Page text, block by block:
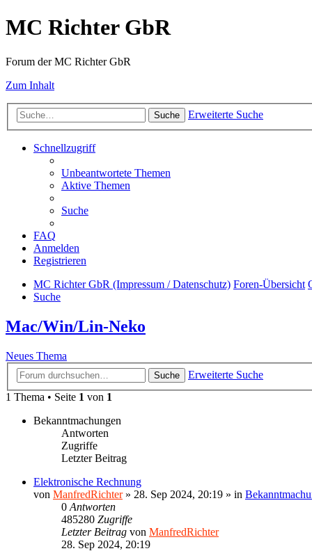
MC Richter GbR
Forum der MC Richter GbR
Zum Inhalt
Suche Erweiterte Suche
Schnellzugriff
Unbeantwortete Themen
Aktive Themen
Suche
FAQ
Anmelden
Registrieren
MC Richter GbR (Impressum / Datenschutz) Foren-Übersicht
Suche
Mac/Win/Lin-Neko
Neues Thema
Suche
Erweiterte Suche
1 Thema • Seite 1 von 1
Bekanntmachungen
Antworten
Zugriffe
Letzter Beitrag
Elektronische Rechnung
von ManfredRichter» 28. Sep 2024, 20:19 » in
0 Antworten
485280 Zugriffe
Letzter Beitrag von ManfredRichter
28. Sep 2024, 20:19